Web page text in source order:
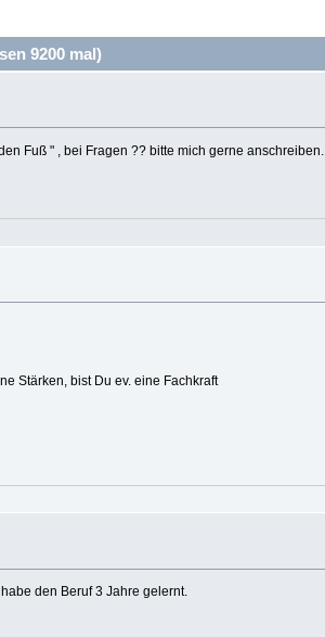
9200 mal)
Fuß " , bei Fragen ?? bitte mich gerne anschreiben.
Stärken, bist Du ev. eine Fachkraft
den Beruf 3 Jahre gelernt.